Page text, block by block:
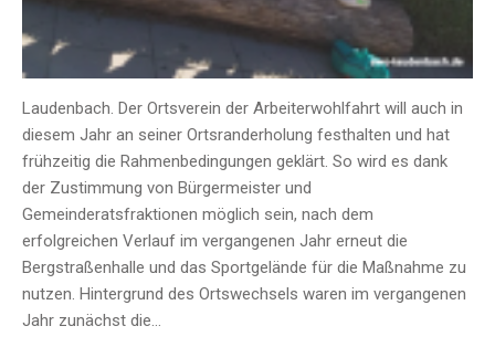
Laudenbach. Der Ortsverein der Arbeiterwohlfahrt will auch in
diesem Jahr an seiner Ortsranderholung festhalten und hat
frühzeitig die Rahmenbedingungen geklärt. So wird es dank
der Zustimmung von Bürgermeister und
Gemeinderatsfraktionen möglich sein, nach dem
erfolgreichen Verlauf im vergangenen Jahr erneut die
Bergstraßenhalle und das Sportgelände für die Maßnahme zu
nutzen. Hintergrund des Ortswechsels waren im vergangenen
Jahr zunächst die…